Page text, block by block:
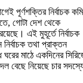
পূর্ণশক্তির নির্বাচক
গোটা দেশ থেকে
এই মুহূর্তে নির্বাচক
নির্বাচক তথা প্রাক্তন
মাঠে একদিনের
বেছে নিয়েছে চার